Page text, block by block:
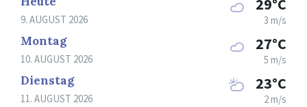
9. AUGUST 2026
29°C
3 m/s
Montag
10. AUGUST 2026
27°C
5 m/s
Dienstag
11. AUGUST 2026
23°C
2 m/s